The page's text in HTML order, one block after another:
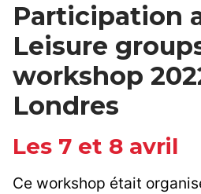
Participation
Leisure
workshop
Londres
Les 7 et 8 avril
Ce workshop était